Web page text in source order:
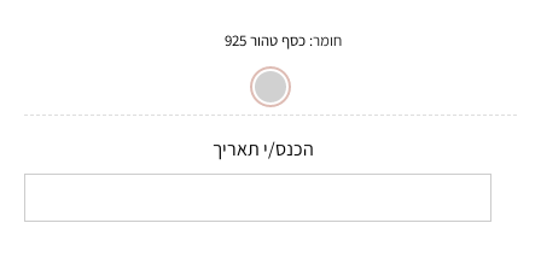
355.00₪. חומר:כסף טהור 925
הכנס/י תאריך